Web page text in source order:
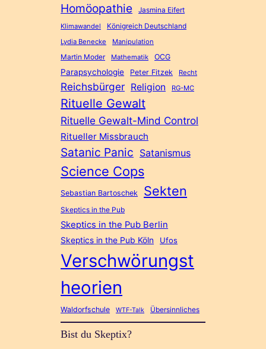
Homöopathie Jasmina Eifert
Klimawandel Königreich Deutschland
Lydia Benecke Manipulation
Martin Moder Mathematik OCG
Parapsychologie Peter Fitzek Recht
Reichsbürger Religion RG-MC
Rituelle Gewalt
Rituelle Gewalt-Mind Control
Ritueller Missbrauch
Satanic Panic Satanismus
Science Cops
Sebastian Bartoschek Sekten
Skeptics in the Pub
Skeptics in the Pub Berlin
Skeptics in the Pub Köln Ufos
Verschwörungst
heorien
Waldorfschule WTF-Talk Übersinnliches
Bist du Skeptix?